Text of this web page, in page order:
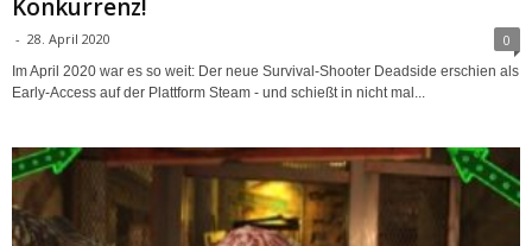
Konkurrenz!
- 28. April 2020 0
Im April 2020 war es so weit: Der neue Survival-Shooter Deadside erschien als
Early-Access auf der Plattform Steam - und schießt in nicht mal...